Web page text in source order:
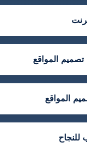
المواقع
المواقع
للنجاح